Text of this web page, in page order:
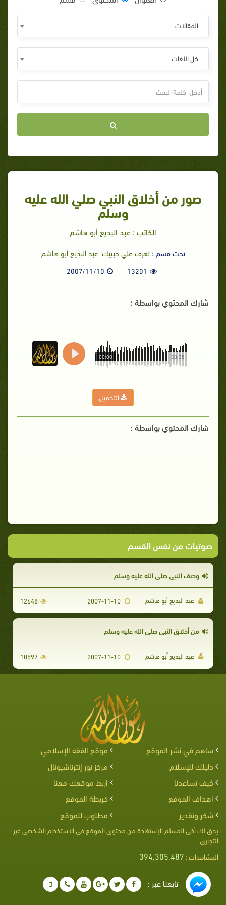
المقالات
كل اللغات
صور من أخلاق النبي صلي الله عليه
وسلم
الكاتب : عبد البديع أبو هاشم
تحت قسم :تعرف علي حبيبك_عبد البديع أبو هاشم
13201
2007/11/10
شارك المحتوي بواسطة :
53:38
00:00
التحميل
شارك المحتوي بواسطة :
صوتيات من نفس القسم
وصف النبي صلى الله عليه وسلم
عبد البديع أبو هاشم 12648
من أخلاق النبي صلى الله عليه وسلم
عبد البديع أبو هاشم 10597
ساهم في نشر الموقع
موقع الفقه الإسلامي
دليلك للإسلام
مركز نور إنترناشيونال
كيف تساعدنا
اربط موقعك معنا
اهداف الموقع
خريطة الموقع
شكر وتقدير
مطلوب للموقع
يحق لك أخى المسلم الإستفادة من محتوى الموقع فى الإستخدام الشخصى غير
التجارى
المشاهدات : 394,305,487
تابعنا عبر :